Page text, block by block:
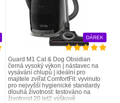
DÁREK
Guard M1 Cat & Dog Obsidian
černá vysoký výkon | nástavec na
vysávání chlupů | ideální pro
majitele zvířat ComfortFit: vyvinuto
pro nejvyšší hygienické standardy
dlouhá životnost: testováno na
životnost 20 let2 výškově